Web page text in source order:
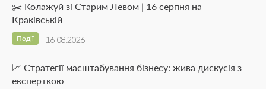
✂️ Колажуй зі Старим Левом | 16 серпня на
Краківській
16.08.2026
Події
📈 Стратегії масштабування бізнесу: жива дискусія з
експерткою